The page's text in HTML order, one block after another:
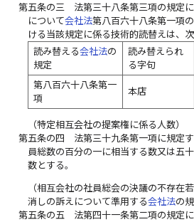
第五条の三
法第三十八条第三項の規定
について会社法第八百六十八条第一項
ける当該規定に係る技術的読替えは、
読み替える会社法の
規定
読み替えられ
る字句
第八百六十八条第一
項
本店
（特定相互会社の提案権に係る人数）
第五条の四
法第三十九条第一項に規定
員総数の百分の一に相当する数又は五
数とする。
（相互会社の社員総会の決議の不存在
消しの訴えについて準用する会社法の
第五条の五
法第四十一条第二項の規定